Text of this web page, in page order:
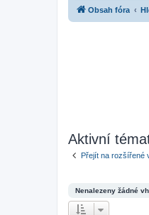
Obsah fóra
Aktivní
Přejít na rozšířené
Nenalezeny žádné